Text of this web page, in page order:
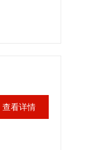
查看详情